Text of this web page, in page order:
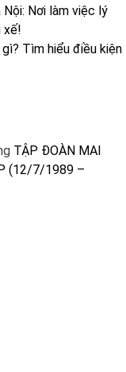
Nội: Nơi làm việc lý
xế!
Tìm hiểu điều kiện
TẬP ĐOÀN MAI
(12/7/1989 –